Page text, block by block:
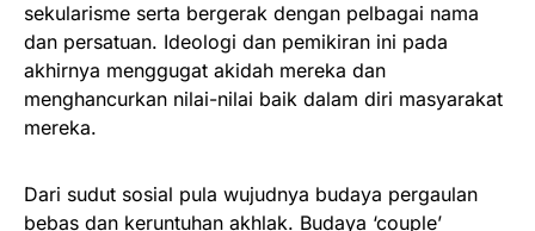
sekularisme serta bergerak dengan pelbagai nama
dan persatuan. Ideologi dan pemikiran ini pada
akhirnya menggugat akidah mereka dan
menghancurkan nilai-nilai baik dalam diri masyarakat
mereka.
Dari sudut sosial pula wujudnya budaya pergaulan
bebas dan keruntuhan akhlak. Budaya ‘couple’